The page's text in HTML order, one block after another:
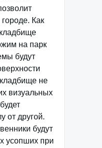
Как
на парк
будут
не
визуальных
от другой.
будут
усопших при